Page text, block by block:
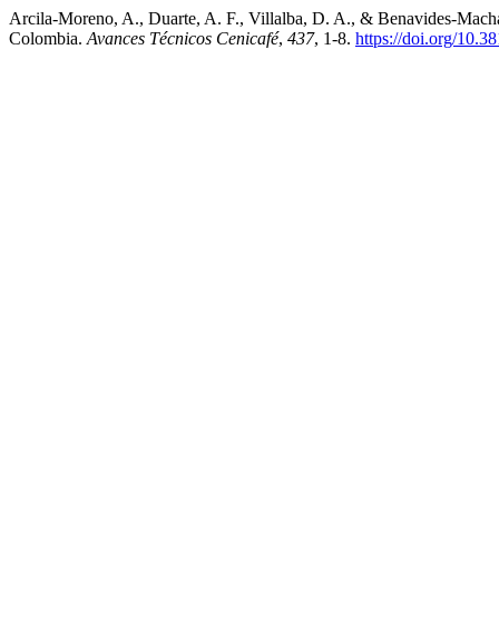
Arcila-Moreno, A., Duarte, A. F., Villalba, D. A., & Benavides-
Colombia. Avances Técnicos Cenicafé, 437, 1-8. https://doi.org/